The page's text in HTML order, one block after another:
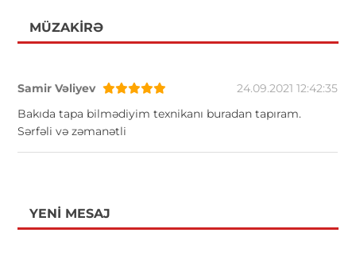
MÜZAKIRƏ
Samir Vəliyev
24.09.2021 12:42:35
Bakıda tapa bilmədiyim texnikanı buradan tapıram.
Sərfəli və zəmanətli
YENI MESAJ